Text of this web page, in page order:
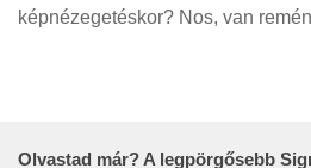
képnézegetéskor? Nos, van
Olvastad már? A legpörgősebb